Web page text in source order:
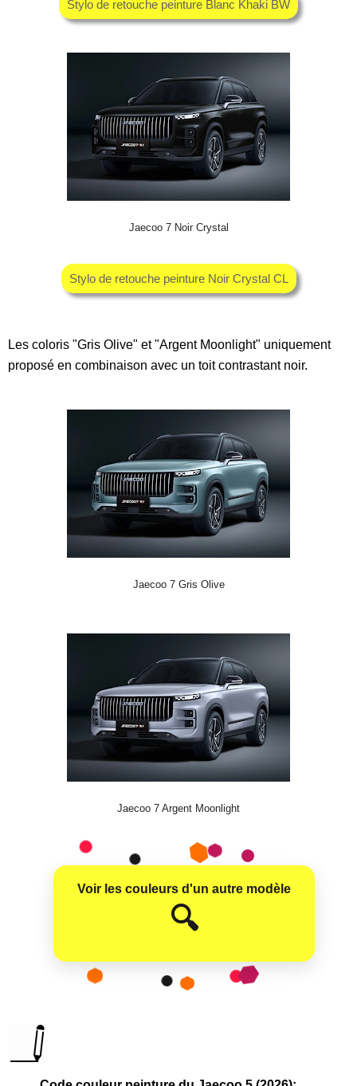
Stylo de retouche peinture Blanc Khaki BW
Jaecoo 7 Noir Crystal
Stylo de retouche peinture Noir Crystal CL
Les coloris "Gris Olive" et "Argent Moonlight" uniquement
proposé en combinaison avec un toit contrastant noir.
Jaecoo 7 Gris Olive
Jaecoo 7 Argent Moonlight
😊
Voir les couleurs d'un autre modèle
🔍